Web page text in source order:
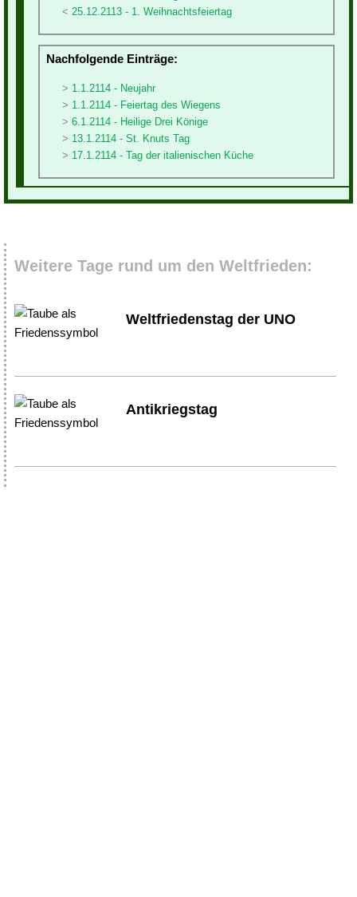
25.12.2113 - 1. Weihnachtsfeiertag
Nachfolgende Einträge:
1.1.2114 - Neujahr
1.1.2114 - Feiertag des Wiegens
6.1.2114 - Heilige Drei Könige
13.1.2114 - St. Knuts Tag
17.1.2114 - Tag der italienischen Küche
Weitere Tage rund um den Weltfrieden:
Weltfriedenstag der UNO
Antikriegstag